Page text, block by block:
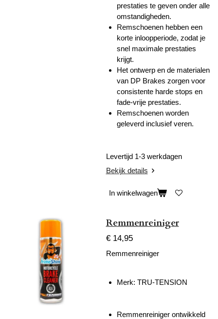
prestaties te geven onder alle
omstandigheden.
Remschoenen hebben een
korte inloopperiode, zodat je
snel maximale prestaties
krijgt.
Het ontwerp en de materialen
van DP Brakes zorgen voor
consistente harde stops en
fade-vrije prestaties.
Remschoenen worden
geleverd inclusief veren.
Levertijd 1-3 werkdagen
Bekijk details
In winkelwagen
Remmenreiniger
€ 14,95
Remmenreiniger
Merk: TRU-TENSION
Remmenreiniger ontwikkeld